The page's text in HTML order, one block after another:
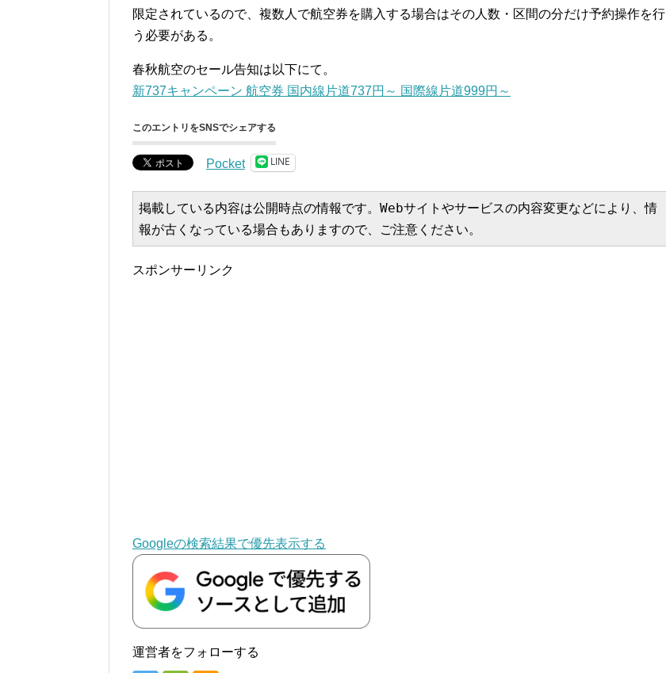
限定されているので、複数人で航空券を購入する場合はその人数・区間の分だけ予約操作を行
う必要がある。
春秋航空のセール告知は以下にて。
新737キャンペーン 航空券 国内線片道737円～ 国際線片道999円～
このエントリをSNSでシェアする
Pocket LINE
掲載している内容は公開時点の情報です。Webサイトやサービスの内容変更などにより、情
報が古くなっている場合もありますので、ご注意ください。
スポンサーリンク
Googleの検索結果で優先表示する
運営者をフォローする